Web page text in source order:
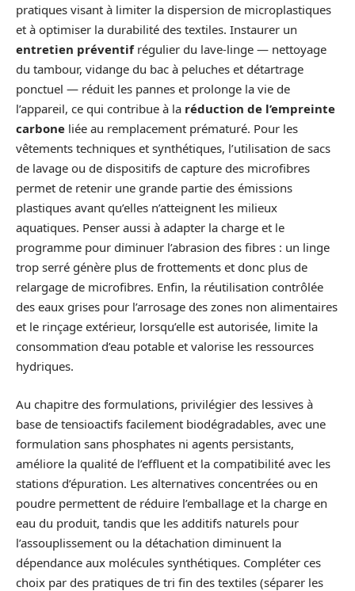
pratiques visant à limiter la dispersion de microplastiques
et à optimiser la durabilité des textiles. Instaurer un
entretien préventifrégulier du lave-linge — nettoyage
du tambour, vidange du bac à peluches et détartrage
ponctuel — réduit les pannes et prolonge la vie de
l’appareil, ce qui contribue à la réduction de l’empreinte
carbone liée au remplacement prématuré. Pour les
vêtements techniques et synthétiques, l’utilisation de sacs
de lavage ou de dispositifs de capture des microfibres
permet de retenir une grande partie des émissions
plastiques avant qu’elles n’atteignent les milieux
aquatiques. Penser aussi à adapter la charge et le
programme pour diminuer l’abrasion des fibres : un linge
trop serré génère plus de frottements et donc plus de
relargage de microfibres. Enfin, la réutilisation contrôlée
des eaux grises pour l’arrosage des zones non alimentaires
et le rinçage extérieur, lorsqu’elle est autorisée, limite la
consommation d’eau potable et valorise les ressources
hydriques.
Au chapitre des formulations, privilégier des lessives à
base de tensioactifs facilement biodégradables, avec une
formulation sans phosphates ni agents persistants,
améliore la qualité de l’effluent et la compatibilité avec les
stations d’épuration. Les alternatives concentrées ou en
poudre permettent de réduire l’emballage et la charge en
eau du produit, tandis que les additifs naturels pour
l’assouplissement ou la détachation diminuent la
dépendance aux molécules synthétiques. Compléter ces
choix par des pratiques de tri fin des textiles (séparer les